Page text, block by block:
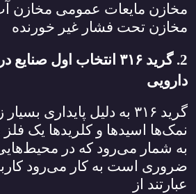
مخازن مایعات عمومی مخازن
مخازن تحت فشار غیر خورنده
2. گرید
۳۱۶ انتخاب اول صنایع
دارویی
گرید ۳۱۶ به دلیل پایداری بسیار
نمک‌ها اسیدها و کلریدها یک
به شمار می‌رود که در
ضروری است به کار می‌رود
عبارتند از